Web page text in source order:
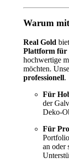
Warum
Real Gold
Plattform für
hochwertige
möchten.
professionell.
Für
der
Deko-
Für
an oder